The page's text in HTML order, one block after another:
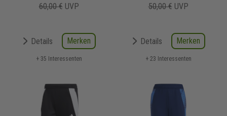
60,00 € UVP
Details Merken
+ 35 Interessenten
50,00 € UVP
Details Merken
+ 23 Interessenten